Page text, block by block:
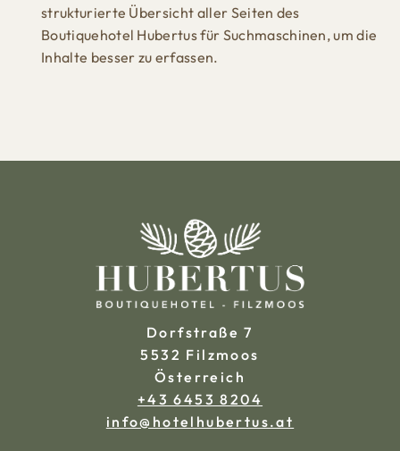
strukturierte Übersicht aller Seiten des
Boutiquehotel Hubertus für Suchmaschinen, um die
Inhalte besser zu erfassen.
Dorfstraße 7
5532 Filzmoos
Österreich
+43 6453 8204
ta.sutrebuhletoh@ofni